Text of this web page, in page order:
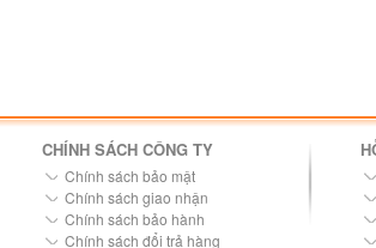
CHÍNH SÁCH CÔNG TY
Chính sách bảo mật
Chính sách giao nhận
Chính sách bảo hành
Chính sách đổi trả hàng